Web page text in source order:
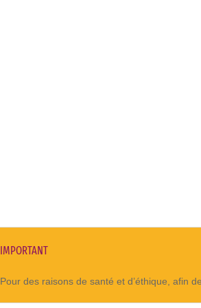
IMPORTANT
Pour des raisons de santé et d’éthique, afin